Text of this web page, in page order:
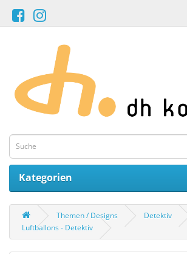
Kategorien
Themen / Designs
Detektiv
Luftballons - Detektiv